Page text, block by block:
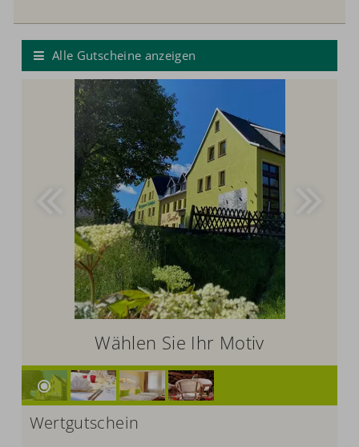
zł
р.
C$
N$
Alle Gutscheine anzeigen
Wählen Sie Ihr Motiv
Wertgutschein